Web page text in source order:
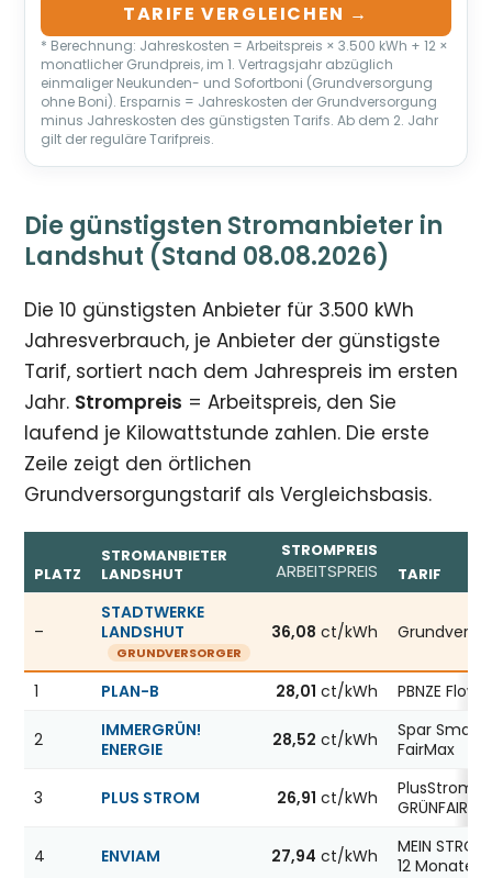
TARIFE VERGLEICHEN →
* Berechnung: Jahreskosten = Arbeitspreis × 3.500 kWh + 12 ×
monatlicher Grundpreis, im 1. Vertragsjahr abzüglich
einmaliger Neukunden- und Sofortboni (Grundversorgung
ohne Boni). Ersparnis = Jahreskosten der Grundversorgung
minus Jahreskosten des günstigsten Tarifs. Ab dem 2. Jahr
gilt der reguläre Tarifpreis.
Die günstigsten Stromanbieter in
Landshut (Stand 08.08.2026)
Die 10 günstigsten Anbieter für 3.500 kWh
Jahresverbrauch, je Anbieter der günstigste
Tarif, sortiert nach dem Jahrespreis im ersten
Jahr. Strompreis = Arbeitspreis, den Sie
laufend je Kilowattstunde zahlen. Die erste
Zeile zeigt den örtlichen
Grundversorgungstarif als Vergleichsbasis.
Günstigste Stromanbieter in Landshut, Stand
PLATZ
STROMANBIETER
LANDSHUT
STROMPREIS
ARBEITSPREIS TARIF
–
STADTWERKE
LANDSHUT
GRUNDVERSORGER
36,08 ct/kWh
1 PLAN-B 28,01 ct/kWh PBNZE Flow12
2
IMMERGRÜN!
ENERGIE
28,52 ct/kWh
Spar Smart
FairMax
3 PLUS STROM 26,91 ct/kWh
PlusStrom
GRÜNFAIR
4 ENVIAM 27,94 ct/kWh
MEIN
12 Monate